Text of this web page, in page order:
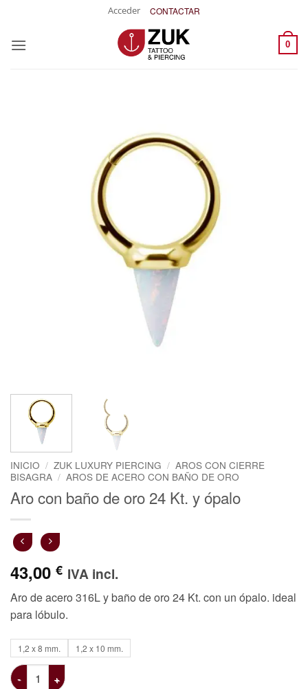
contenido
Acceder CONTACTAR
0
INICIO / ZUK LUXURY PIERCING / AROS CON CIERRE
BISAGRA / AROS DE ACERO CON BAÑO DE ORO
Aro con baño de oro 24 Kt. y ópalo
43,00 € IVA incl.
Aro de acero 316L y baño de oro 24 Kt. con un ópalo. ideal
para lóbulo.
1,2 x 8 mm. 1,2 x 10 mm.
Aro con baño de oro 24 Kt. y ópalo cantidad